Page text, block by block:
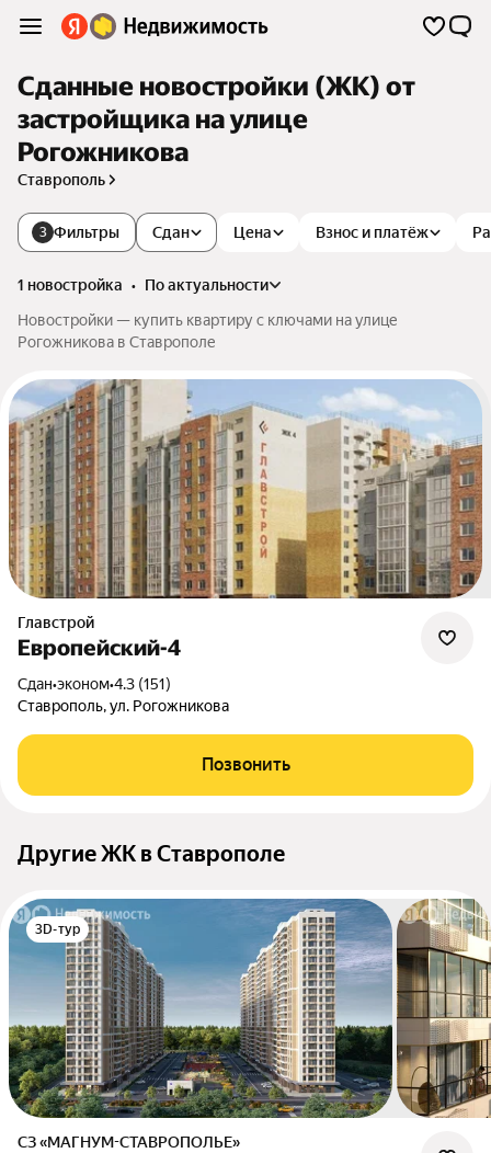
Сданные новостройки (ЖК) от
застройщика на улице
Рогожникова
Ставрополь
3 Фильтры Цена Взнос и платёж
Сдан
1 новостройка •
по актуальности
Новостройки — купить квартиру с ключами на улице
Рогожникова в Ставрополе
Главстрой
Европейский-4
Сдан•эконом•4.3 (151)
Ставрополь, ул. Рогожникова
Позвонить
Другие ЖК в Ставрополе
3D-тур
СЗ «МАГНУМ-СТАВРОПОЛЬЕ»